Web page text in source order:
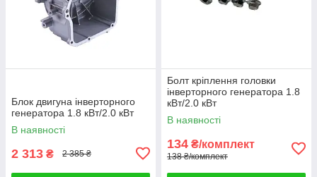
Блок двигуна інверторного
генератора 1.8 кВт/2.0 кВт
В наявності
2 313 ₴ 2 385 ₴
Болт кріплення головки
інверторного генератора 1.8
кВт/2.0 кВт
В наявності
134 ₴/комплект
138 ₴/комплект